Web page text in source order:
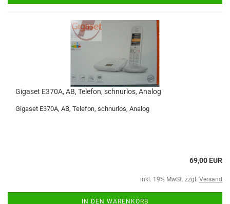
Gigaset E370A, AB, Telefon, schnurlos, Analog
Gigaset E370A, AB, Telefon, schnurlos, Analog
69,00 EUR
inkl. 19% MwSt. zzgl. Versand
IN DEN WARENKORB